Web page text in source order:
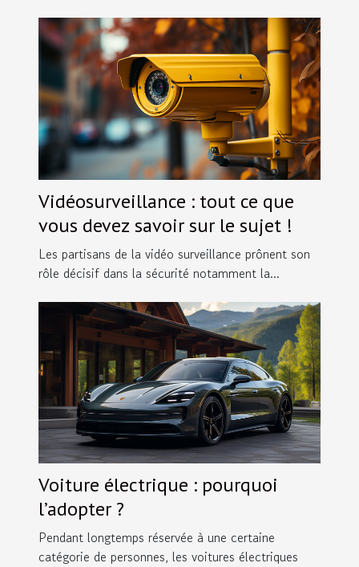
Vidéosurveillance : tout ce que
vous devez savoir sur le sujet !
Les partisans de la vidéo surveillance prônent son
rôle décisif dans la sécurité notamment la...
Voiture électrique : pourquoi
l’adopter ?
Pendant longtemps réservée à une certaine
catégorie de personnes, les voitures électriques